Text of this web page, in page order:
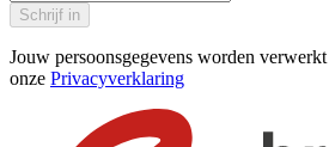
Schrijf in
Jouw persoonsgegevens worden
onze Privacyverklaring